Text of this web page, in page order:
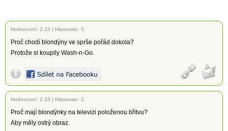
Hodnocení: 2.33 | Hlasovalo: 5
Proč chodí blondýny ve sprše pořád dokola?
Protože si koupily Wash-n-Go.
Hodnocení: 2.33 | Hlasovalo: 2
Proč mají blondýnky na televizi položenou břitvu?
Aby měly ostrý obraz.